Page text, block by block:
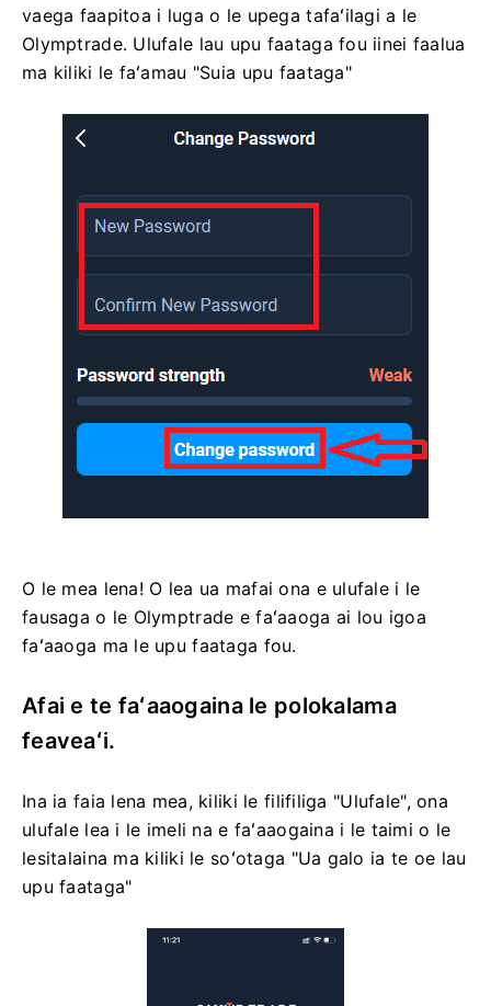
vaega faapitoa i luga o le upega tafaʻilagi a le
Olymptrade. Ulufale lau upu faataga fou iinei faalua
ma kiliki le faʻamau "Suia upu faataga"
O le mea lena! O lea ua mafai ona e ulufale i le
fausaga o le Olymptrade e faʻaaoga ai lou igoa
faʻaaoga ma le upu faataga fou.
Afai e te faʻaaogaina le polokalama
feaveaʻi.
Ina ia faia lena mea, kiliki le filifiliga "Ulufale", ona
ulufale lea i le imeli na e faʻaaogaina i le taimi o le
lesitalaina ma kiliki le soʻotaga "Ua galo ia te oe lau
upu faataga"